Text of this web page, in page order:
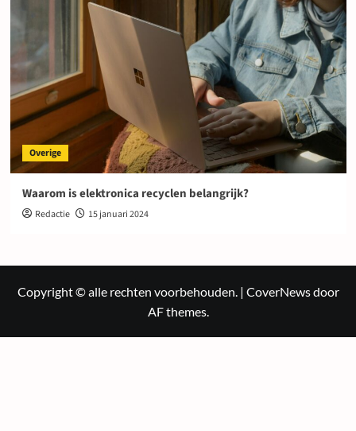
Overige
Waarom is elektronica recyclen belangrijk?
Redactie 15 januari 2024
Copyright © alle rechten voorbehouden. | CoverNewsdoor
AF themes.